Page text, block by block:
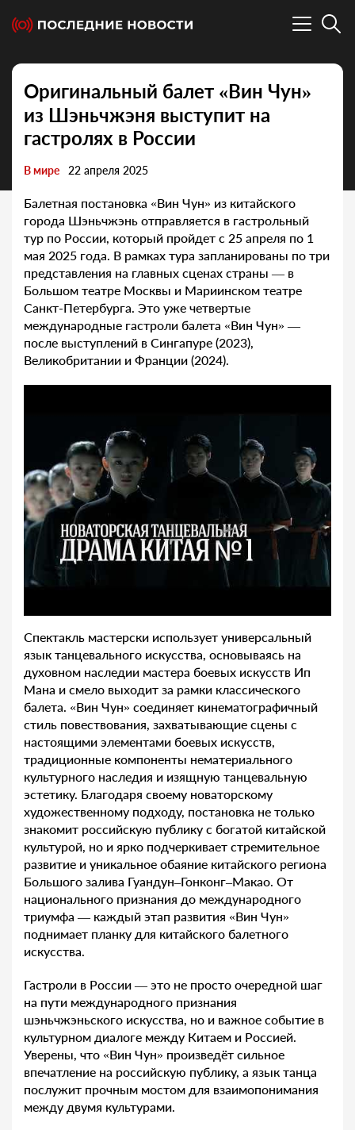
Оригинальный балет «Вин Чун»
из Шэньчжэня выступит на
гастролях в России
В мире 22 апреля 2025
Балетная постановка «Вин Чун» из китайского
города Шэньчжэнь отправляется в гастрольный
тур по России, который пройдет с 25 апреля по 1
мая 2025 года. В рамках тура запланированы по три
представления на главных сценах страны — в
Большом театре Москвы и Мариинском театре
Санкт-Петербурга. Это уже четвертые
международные гастроли балета «Вин Чун» —
после выступлений в Сингапуре (2023),
Великобритании и Франции (2024).
Спектакль мастерски использует универсальный
язык танцевального искусства, основываясь на
духовном наследии мастера боевых искусств Ип
Мана и смело выходит за рамки классического
балета. «Вин Чун» соединяет кинематографичный
стиль повествования, захватывающие сцены с
настоящими элементами боевых искусств,
традиционные компоненты нематериального
культурного наследия и изящную танцевальную
эстетику. Благодаря своему новаторскому
художественному подходу, постановка не только
знакомит российскую публику с богатой китайской
культурой, но и ярко подчеркивает стремительное
развитие и уникальное обаяние китайского региона
Большого залива Гуандун–Гонконг–Макао. От
национального признания до международного
триумфа — каждый этап развития «Вин Чун»
поднимает планку для китайского балетного
искусства.
Гастроли в России — это не просто очередной шаг
на пути международного признания
шэньчжэньского искусства, но и важное событие в
культурном диалоге между Китаем и Россией.
Уверены, что «Вин Чун» произведёт сильное
впечатление на российскую публику, а язык танца
послужит прочным мостом для взаимопонимания
между двумя культурами.